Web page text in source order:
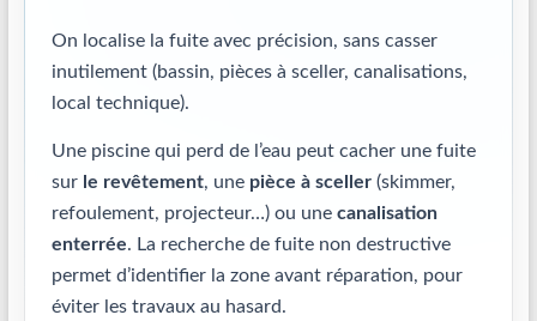
On localise la fuite avec précision, sans casser
inutilement (bassin, pièces à sceller, canalisations,
local technique).
Une piscine qui perd de l’eau peut cacher une fuite
sur le revêtement, une pièce à sceller(skimmer,
refoulement, projecteur…) ou une canalisation
enterrée. La recherche de fuite non destructive
permet d’identifier la zone avant réparation, pour
éviter les travaux au hasard.